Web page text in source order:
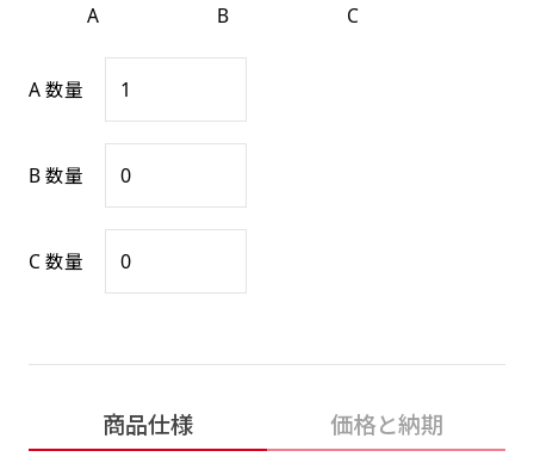
A B C
A 数量
B 数量
C 数量
商品仕様 価格と納期
入稿（AI／PSD）（要画像確認）［ +298円
］
弊社よりJPG画像をお送りします。ご確認のお
返事を頂いたあとに製作開始いたします。
デザイン依頼［ +3,998円 ］
ご購入時の案内にそって、デザイン画のファ
文字だけのぼり［ +1,298円 ］
名入れ［+999円］
名入れ（要画像確認）［+1,298円］
弊社よりJPG画像をお送りします。ご確認のお
返事を頂いたあとに製作開始いたします。
ロゴ有り名入れ［ +1,498円］
ご購入時の案内にそって、デザイン画のファ
イルまたは、文章でお知らせください。
飾る場所に対して、標準サイズでは大きすぎると
感じる場合や、立てる本数を増やしたい場合はこ
幅が15cm 狭くなっておりスリムな印象を受けま
コンパクト(45x150)
飾る場所に対して、標準サイズでは大きすぎると
感じる場合や、立てる本数を増やしたい場合はこ
幅が15cm 狭くなっておりスリムな印象を受けま
コンパクト(150x45)
上左チチと
上右チチと
右棒袋縫い
（上と右）
上棒袋縫い
（上のみ）
タペストリー
※パイプ紐付き※備考欄に要望をお書きください
Aバナー用チチ
（+1営業日） （+1営業日）
その他
1本（2分割）の場合だと
文字の間にスリットが入ります